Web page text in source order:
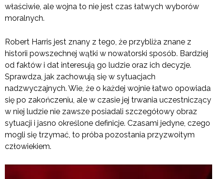
właściwie, ale wojna to nie jest czas łatwych wyborów
moralnych.
Robert Harris jest znany z tego, że przybliża znane z
historii powszechnej wątki w nowatorski sposób. Bardziej
od faktów i dat interesują go ludzie oraz ich decyzje.
Sprawdza, jak zachowują się w sytuacjach
nadzwyczajnych. Wie, że o każdej wojnie łatwo opowiada
się po zakończeniu, ale w czasie jej trwania uczestniczący
w niej ludzie nie zawsze posiadali szczegółowy obraz
sytuacji i jasno określone definicje. Czasami jedyne, czego
mogli się trzymać, to próba pozostania przyzwoitym
człowiekiem.